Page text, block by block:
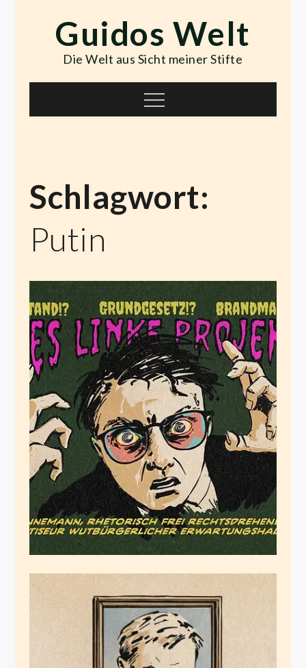
contentGuidos Welt
Die Welt aus Sicht meiner Stifte
Menu
Schlagwort:
Putin
Alles Linke Projekte!
Juni 7, 2026